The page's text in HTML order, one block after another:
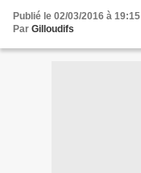
Publié le 02/03/2016 à 19:15
Par Gilloudifs